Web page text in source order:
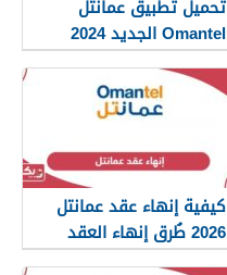
تحميل تطبيق عمانتل
Omantel الجديد 2024
للآيفون والأندرويد
كيفية إنهاء عقد عمانتل
2026 طُرق إنهاء العقد
الصحيحة